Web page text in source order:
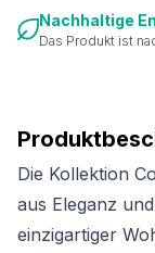
Die Kollektion
aus Eleganz
einzigartiger
Nachhaltige
Das Produkt ist